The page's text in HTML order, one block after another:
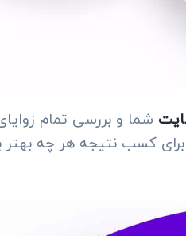
شما و بررسی تمام
کسب نتیجه هر چه بهتر